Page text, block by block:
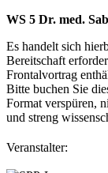
WS 5 Dr. med.
Es handelt sich
Bereitschaft
Frontalvortrag
Bitte buchen Sie
Format verspüren,
und streng
Veranstalter: